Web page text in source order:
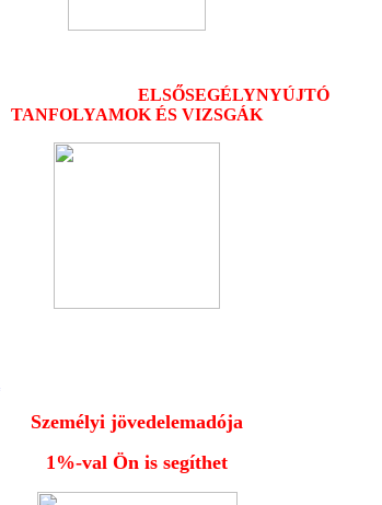
ELSŐSEGÉLYNYÚJTÓ
TANFOLYAMOK ÉS VIZSGÁK
Személyi jövedelemadója
1%-val Ön is segíthet